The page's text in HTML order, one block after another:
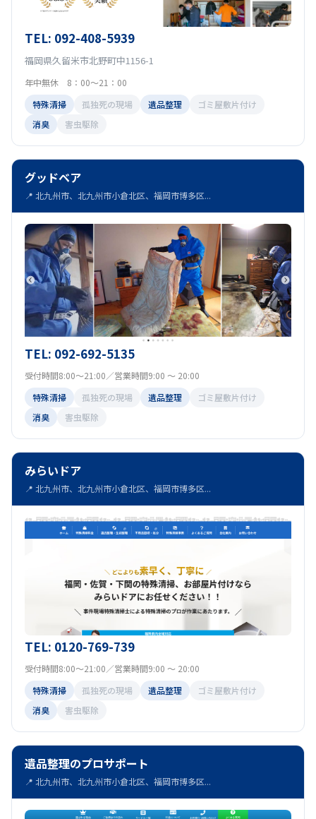
TEL: 092-408-5939
福岡県久留米市北野町中1156-1
年中無休 8：00～21：00
特殊清掃
孤独死の現場 遺品整理
ゴミ屋敷片付け
消臭
害虫駆除
グッドベア
📍 北九州市、北九州市小倉北区、福岡市博多区...
TEL: 092-692-5135
受付時間8:00～21:00／営業時間9:00 ～ 20:00
特殊清掃
孤独死の現場 遺品整理
ゴミ屋敷片付け
消臭
害虫駆除
みらいドア
📍 北九州市、北九州市小倉北区、福岡市博多区...
TEL: 0120-769-739
受付時間8:00～21:00／営業時間9:00 ～ 20:00
特殊清掃
孤独死の現場 遺品整理
ゴミ屋敷片付け
消臭
害虫駆除
遺品整理のプロサポート
📍 北九州市、北九州市小倉北区、福岡市博多区...